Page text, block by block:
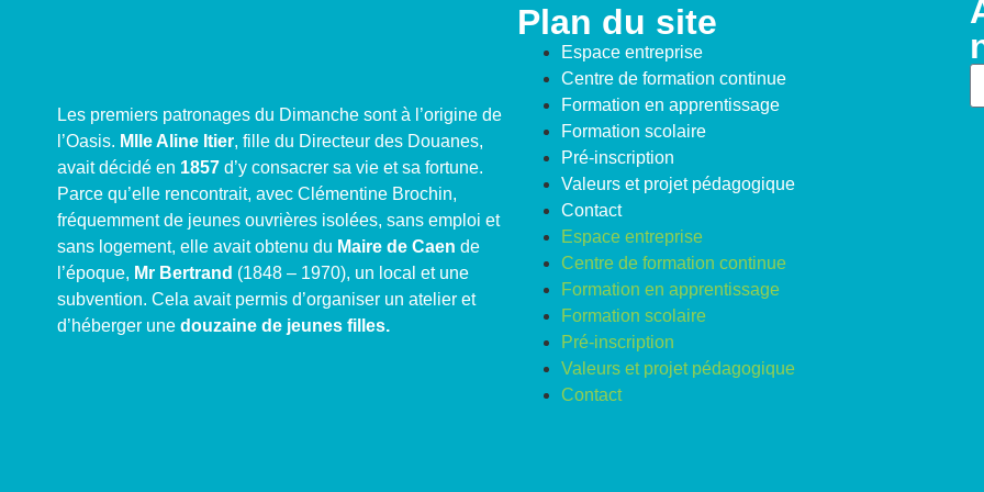
Les premiers patronages du Dimanche sont à l’origine de
l’Oasis. Mlle Aline Itier, fille du Directeur des Douanes,
avait décidé en 1857 d’y consacrer sa vie et sa fortune.
Parce qu’elle rencontrait, avec Clémentine Brochin,
fréquemment de jeunes ouvrières isolées, sans emploi et
sans logement, elle avait obtenu du Maire de Caen de
l’époque, Mr Bertrand (1848 – 1970), un local et une
subvention. Cela avait permis d’organiser un atelier et
d’héberger une douzaine de jeunes filles.
Plan du site
Espace entreprise
Centre de formation continue
Formation en apprentissage
Formation scolaire
Pré-inscription
Valeurs et projet pédagogique
Contact
Espace entreprise
Centre de formation continue
Formation en apprentissage
Formation scolaire
Pré-inscription
Valeurs et projet pédagogique
Contact